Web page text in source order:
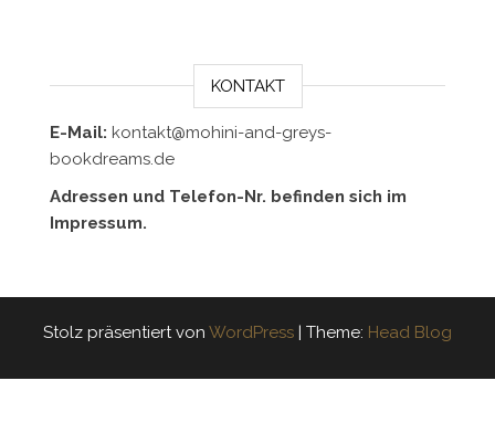
KONTAKT
E-Mail: kontakt@mohini-and-greys-
bookdreams.de
Adressen und Telefon-Nr. befinden sich im
Impressum.
Stolz präsentiert von WordPress | Theme: Head Blog